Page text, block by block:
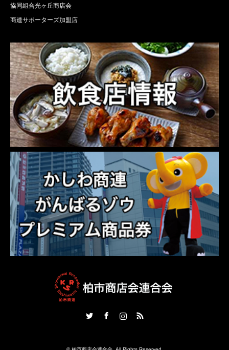
協同組合光ヶ丘商店会
商連サポーターズ加盟店
RSS